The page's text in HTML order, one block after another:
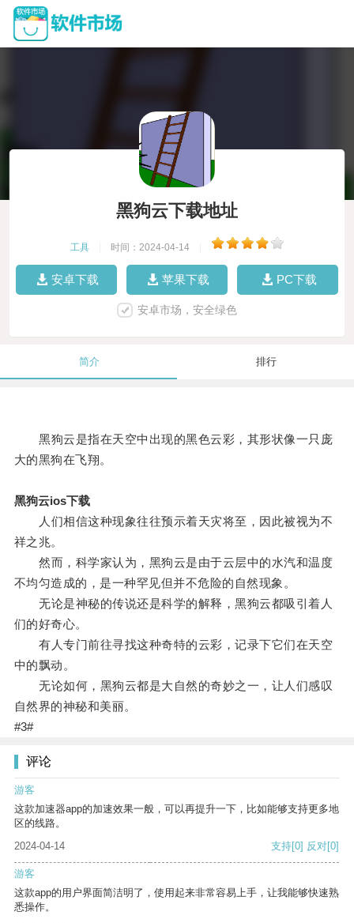
黑狗云下载地址
工具 时间：2024-04-14
安卓下载 苹果下载 PC下载
安卓市场，安全绿色
简介 排行
黑狗云是指在天空中出现的黑色云彩，其形状像一只庞
大的黑狗在飞翔。
黑狗云ios下载
人们相信这种现象往往预示着天灾将至，因此被视为不
祥之兆。
然而，科学家认为，黑狗云是由于云层中的水汽和温度
不均匀造成的，是一种罕见但并不危险的自然现象。
无论是神秘的传说还是科学的解释，黑狗云都吸引着人
们的好奇心。
有人专门前往寻找这种奇特的云彩，记录下它们在天空
中的飘动。
无论如何，黑狗云都是大自然的奇妙之一，让人们感叹
自然界的神秘和美丽。
#3#
评论
游客
这款加速器app的加速效果一般，可以再提升一下，比如能够支持更多地
区的线路。
2024-04-14
支持[0] 反对[0]
游客
这款app的用户界面简洁明了，使用起来非常容易上手，让我能够快速熟
悉操作。